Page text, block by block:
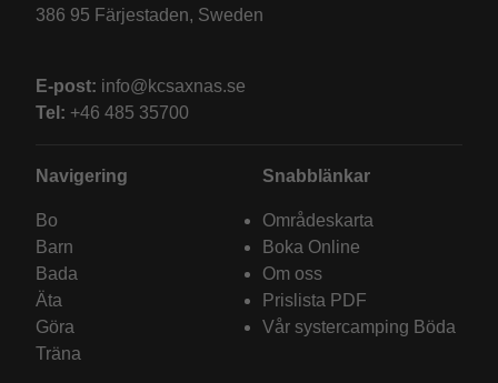
386 95 Färjestaden, Sweden
E-post: info@kcsaxnas.se
Tel: +46 485 35700
Navigering
Bo
Barn
Bada
Äta
Göra
Träna
Snabblänkar
Områdeskarta
Boka Online
Om oss
Prislista PDF
Vår systercamping Böda